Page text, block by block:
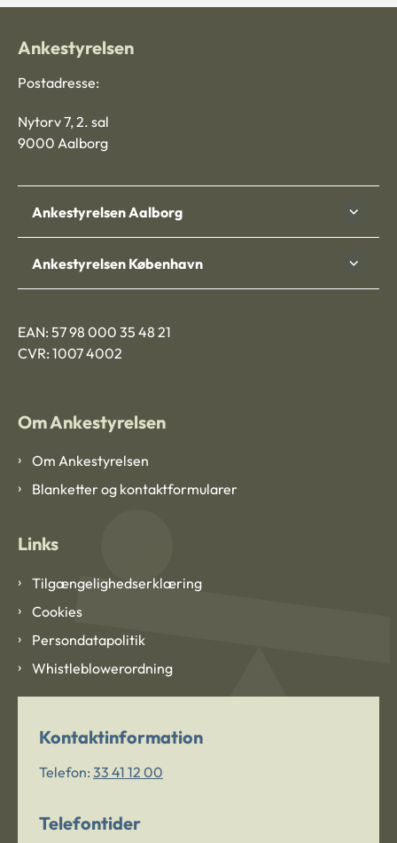
Ankestyrelsen
Postadresse:
Nytorv 7, 2. sal
9000 Aalborg
Ankestyrelsen Aalborg
Ankestyrelsen København
EAN: 57 98 000 35 48 21
CVR: 1007 4002
Om Ankestyrelsen
Om Ankestyrelsen
Blanketter og kontaktformularer
Links
Tilgængelighedserklæring
Cookies
Persondatapolitik
Whistleblowerordning
Kontaktinformation
Telefon: 33 41 12 00
Telefontider